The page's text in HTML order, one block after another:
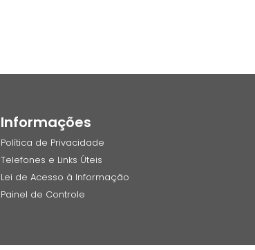
Informações
Política de Privacidade
Telefones e Links Úteis
Lei de Acesso à Informação
Painel de Controle